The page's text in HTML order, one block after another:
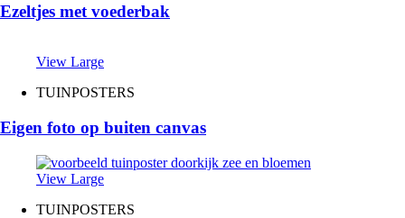
Ezeltjes met voederbak
View Large
TUINPOSTERS
Eigen foto op buiten canvas
View Large
TUINPOSTERS